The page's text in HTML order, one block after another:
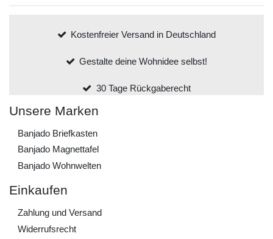
Kostenfreier Versand in Deutschland
Gestalte deine Wohnidee selbst!
30 Tage Rückgaberecht
Unsere Marken
Banjado Briefkasten
Banjado Magnettafel
Banjado Wohnwelten
Einkaufen
Zahlung und Versand
Widerrufs­recht